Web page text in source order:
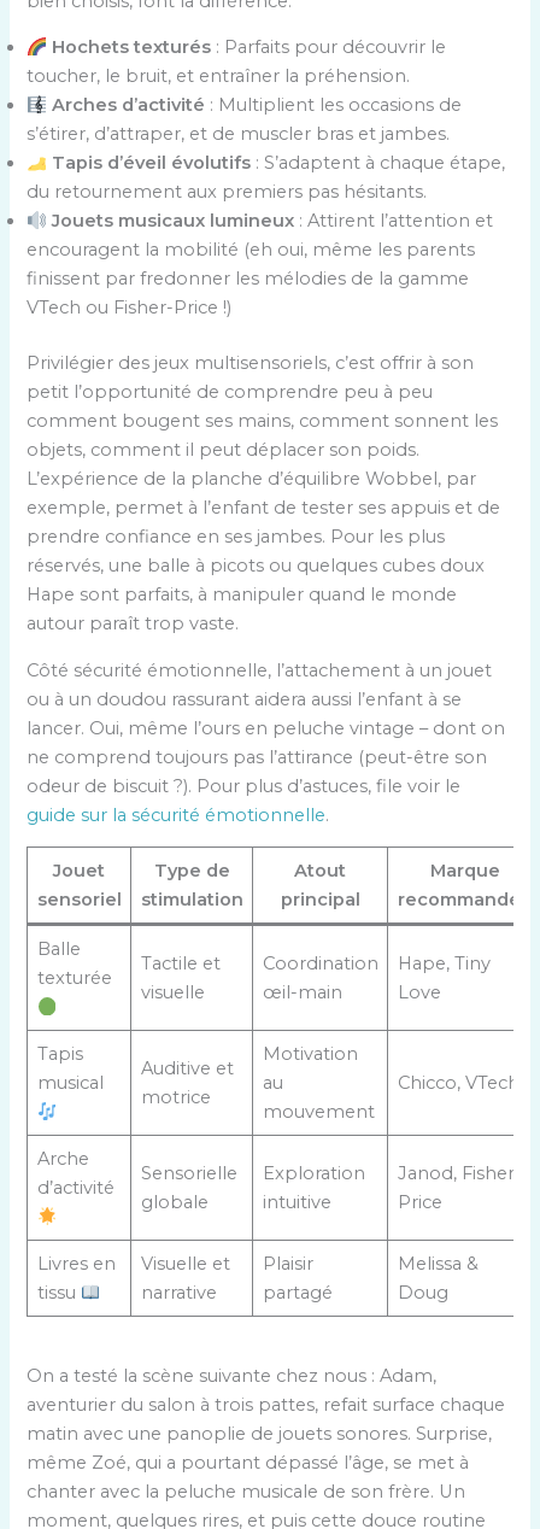
Hochets texturés : Parfaits pour découvrir le
toucher, le bruit, et entraîner la préhension.
Arches d’activité : Multiplient les occasions de
s’étirer, d’attraper, et de muscler bras et jambes.
Tapis d’éveil évolutifs : S’adaptent à chaque étape,
du retournement aux premiers pas hésitants.
Jouets musicaux lumineux : Attirent l’attention et
encouragent la mobilité (eh oui, même les parents
finissent par fredonner les mélodies de la gamme
VTech ou Fisher-Price !)
Privilégier des jeux multisensoriels, c’est offrir à son
petit l’opportunité de comprendre peu à peu
comment bougent ses mains, comment sonnent les
objets, comment il peut déplacer son poids.
L’expérience de la planche d’équilibre Wobbel, par
exemple, permet à l’enfant de tester ses appuis et de
prendre confiance en ses jambes. Pour les plus
réservés, une balle à picots ou quelques cubes doux
Hape sont parfaits, à manipuler quand le monde
autour paraît trop vaste.
Côté sécurité émotionnelle, l’attachement à un jouet
ou à un doudou rassurant aidera aussi l’enfant à se
lancer. Oui, même l’ours en peluche vintage – dont on
ne comprend toujours pas l’attirance (peut-être son
odeur de biscuit ?). Pour plus d’astuces, file voir le
guide sur la sécurité émotionnelle.
Jouet
sensoriel
Type de
stimulation
Atout
principal
Marque
recommandée
Balle
texturée
Tactile et
visuelle
Coordination
œil-main
Hape, Tiny
Love
Tapis
musical
Auditive et
motrice
Motivation
au
mouvement
Chicco, VTech
Arche
d’activité
Sensorielle
globale
Exploration
intuitive
Janod, Fisher-
Price
Livres en
tissu
Visuelle et
narrative
Plaisir
partagé
Melissa &
Doug
On a testé la scène suivante chez nous : Adam,
aventurier du salon à trois pattes, refait surface chaque
matin avec une panoplie de jouets sonores. Surprise,
même Zoé, qui a pourtant dépassé l’âge, se met à
chanter avec la peluche musicale de son frère. Un
moment, quelques rires, et puis cette douce routine